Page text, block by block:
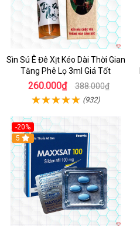
Sìn Sú Ê Đê Xịt Kéo Dài Thời Gian
Tăng Phê Lọ 3ml Giá Tốt
260.000₫ 388.000₫
(932)
-20%
5